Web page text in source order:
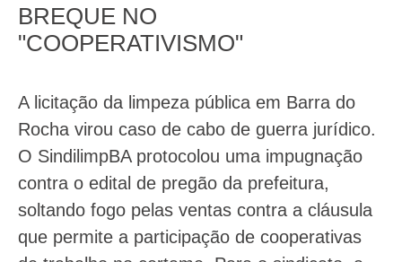
BREQUE NO
"COOPERATIVISMO"
A licitação da limpeza pública em Barra do
Rocha virou caso de cabo de guerra jurídico.
O SindilimpBA protocolou uma impugnação
contra o edital de pregão da prefeitura,
soltando fogo pelas ventas contra a cláusula
que permite a participação de cooperativas